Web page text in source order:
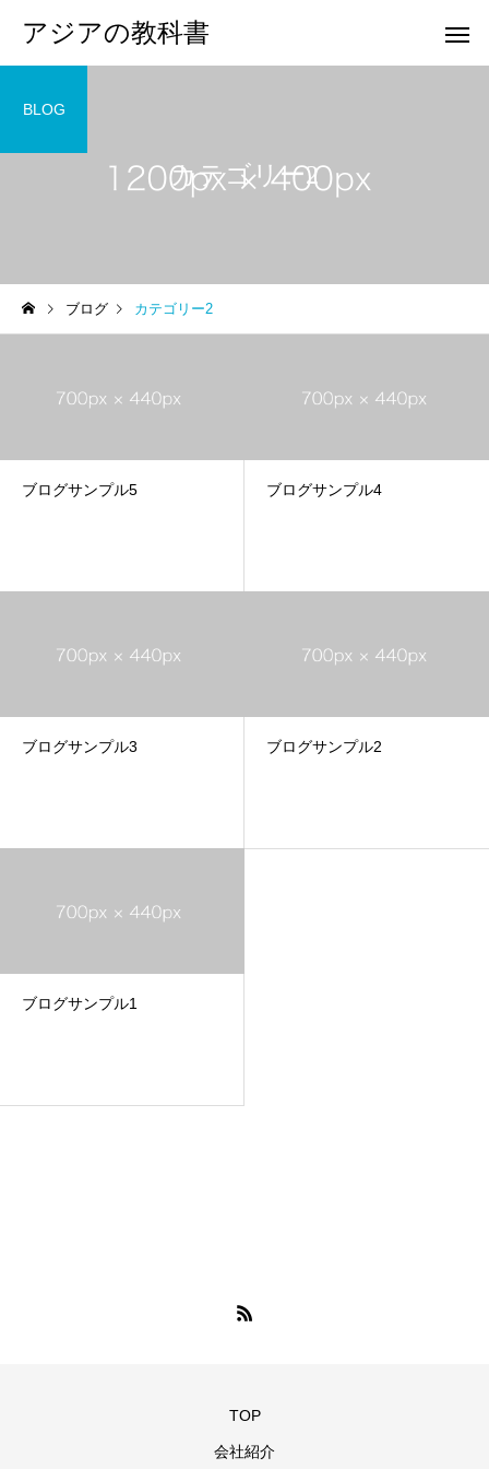
アジアの教科書
カテゴリー2
BLOG
ブログ カテゴリー2
ブログサンプル5 ブログサンプル4
ブログサンプル3 ブログサンプル2
ブログサンプル1
TOP
会社紹介